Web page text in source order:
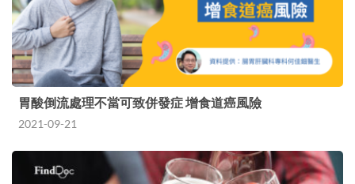
胃酸倒流處理不當可致併發症 增食道癌風險
2021-09-21